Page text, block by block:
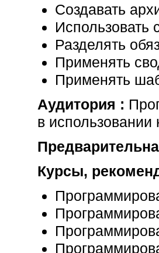
Создавать
Использовать
Разделять
Применять
Применять
Аудитория :
в использовании
Курсы,